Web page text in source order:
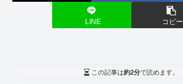
LINE コピー
この記事は約2分で読めます。